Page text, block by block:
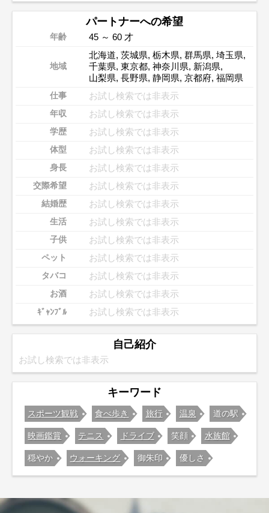
パートナーへの希望
年齢 45 ～ 60 才
地域
北海道, 茨城県, 栃木県, 群馬県, 埼玉県,
千葉県, 東京都, 神奈川県, 新潟県,
山梨県, 長野県, 静岡県, 京都府, 福岡県
仕事 お試し検索では非表示
年収 お試し検索では非表示
学歴 お試し検索では非表示
体型 お試し検索では非表示
身長 お試し検索では非表示
交際希望 お試し検索では非表示
結婚歴 お試し検索では非表示
生活 お試し検索では非表示
子供 お試し検索では非表示
ペット お試し検索では非表示
タバコ お試し検索では非表示
お酒 お試し検索では非表示
ｷﾞｬﾝﾌﾞﾙ お試し検索では非表示
自己紹介
お試し検索では非表示
キーワード
スポーツ観戦 食べ歩き 旅行 温泉 道の駅
映画鑑賞 テニス ドライブ 笑顔 水族館
穏やか ウォーキング 御朱印 優しさ